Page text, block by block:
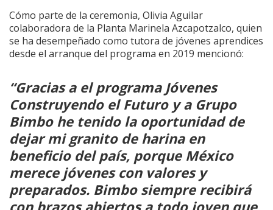
Cómo parte de la ceremonia, Olivia Aguilar
colaboradora de la Planta Marinela Azcapotzalco, quien
se ha desempeñado como tutora de jóvenes aprendices
desde el arranque del programa en 2019 mencionó:
“Gracias a el programa Jóvenes
Construyendo el Futuro y a Grupo
Bimbo he tenido la oportunidad de
dejar mi granito de harina en
beneficio del país, porque México
merece jóvenes con valores y
preparados. Bimbo siempre recibirá
con brazos abiertos a todo joven que